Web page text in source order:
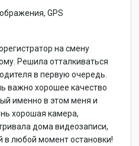
GPS
на смену
Решила отталкиваться
в первую очередь.
важно хорошее качество
именно в этом меня и
хорошая камера,
дома видеозаписи,
в любой момент остановки!